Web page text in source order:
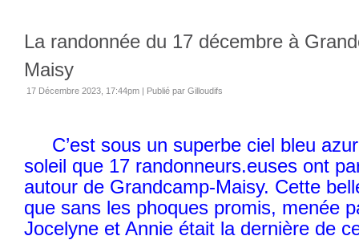
La randonnée du 17 décembre à
Maisy
17 Décembre 2023, 17:44pm | Publié par Gilloudifs
C’est sous un superbe ciel bleu
soleil que 17 randonneurs.euses ont
autour de Grandcamp-Maisy. Cette
que sans les phoques promis, menée
Jocelyne et Annie était la dernière de